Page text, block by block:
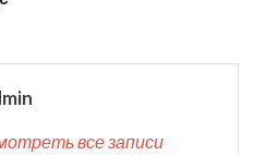
все записи